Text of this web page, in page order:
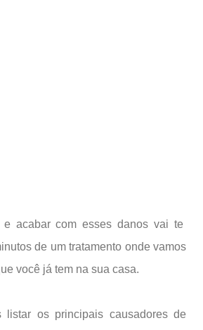
e acabar com esses danos vai te
de um tratamento onde vamos
você já tem na sua casa.
listar os principais causadores de